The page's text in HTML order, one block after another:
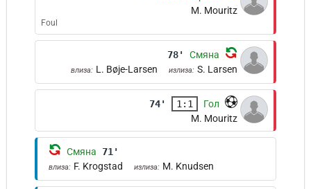
M. Mouritz
Foul
78' Смяна
влиза: L. Bøje-Larsen излиза: S. Larsen
74' 1:1
Гол
M. Mouritz
Смяна 71'
влиза: F. Krogstad излиза: M. Knudsen